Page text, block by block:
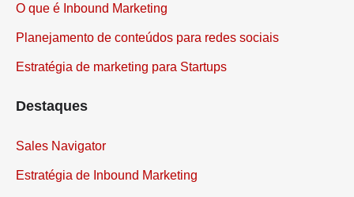
O que é Inbound Marketing
Planejamento de conteúdos para redes sociais
Estratégia de marketing para Startups
Destaques
Sales Navigator
Estratégia de Inbound Marketing